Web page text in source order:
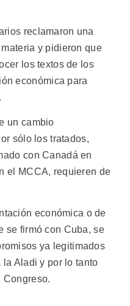
reclamaron una
y pidieron que
los textos de los
económica para
un cambio
sólo los tratados,
con Canadá en
el MCCA, requieren de
económica o de
se firmó con Cuba, se
ya legitimados
Aladi y por lo tanto
Congreso.